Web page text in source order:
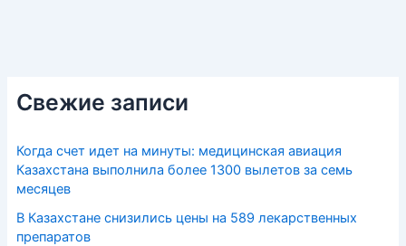
Свежие записи
Когда счет идет на минуты: медицинская авиация
Казахстана выполнила более 1300 вылетов за семь
месяцев
В Казахстане снизились цены на 589 лекарственных
препаратов